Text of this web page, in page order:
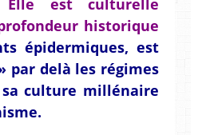
historique
épidermiques, est
par delà les régimes
culture millénaire